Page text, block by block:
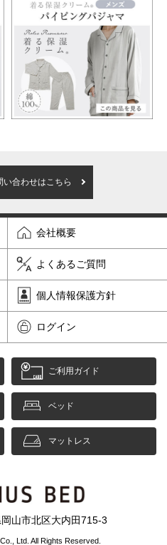
い合わせはこちら
会社概要
よくあるご質問
個人情報保護方針
ログイン
ご利用ガイド
ベッド
マットレス
山市北区大内田715-3
Ltd. All Rights Reserved.